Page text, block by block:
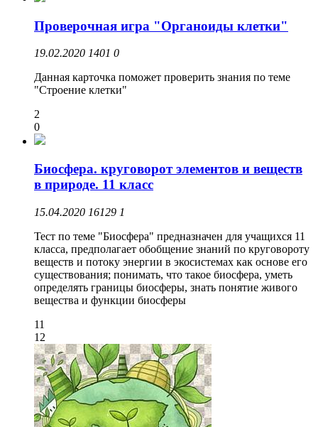
Проверочная игра "Органоиды клетки"
19.02.2020 1401 0
Данная карточка поможет проверить знания по теме
"Строение клетки"
2
0
Биосфера. круговорот элементов и веществ
в природе. 11 класс
15.04.2020 16129 1
Тест по теме "Биосфера" предназначен для учащихся 11
класса, предполагает обобщение знаний по круговороту
веществ и потоку энергии в экосистемах как основе его
существования; понимать, что такое биосфера, уметь
определять границы биосферы, знать понятие живого
вещества и функции биосферы
11
12